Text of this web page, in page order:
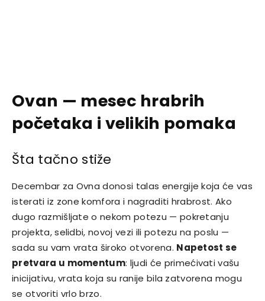
Ovan — mesec hrabrih
početaka i velikih pomaka
Šta tačno stiže
Decembar za Ovna donosi talas energije koja će vas
isterati iz zone komfora i nagraditi hrabrost. Ako
dugo razmišljate o nekom potezu — pokretanju
projekta, selidbi, novoj vezi ili potezu na poslu —
sada su vam vrata široko otvorena. Napetost se
pretvara u momentum: ljudi će primećivati vašu
inicijativu, vrata koja su ranije bila zatvorena mogu
se otvoriti vrlo brzo.